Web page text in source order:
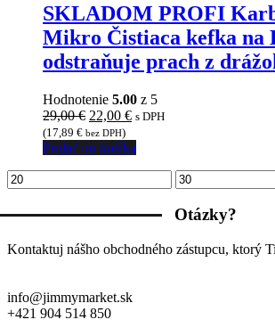
SKLADOM PROFI
Mikro Čistiaca kefka na
odstraňuje prach z
Hodnotenie 5.00 z 5
29,00€ Pôvodná
cena
bola:
22,00 €Aktuálna
je:
s DPH
(17,89 € bez DPH)
Pridať do košíka
Minimálna
cena
Maximálna
cena
Otázky?
Kontaktuj nášho obchodného zástupcu, ktorý
info@jimmymarket.sk
+421 904 514 850